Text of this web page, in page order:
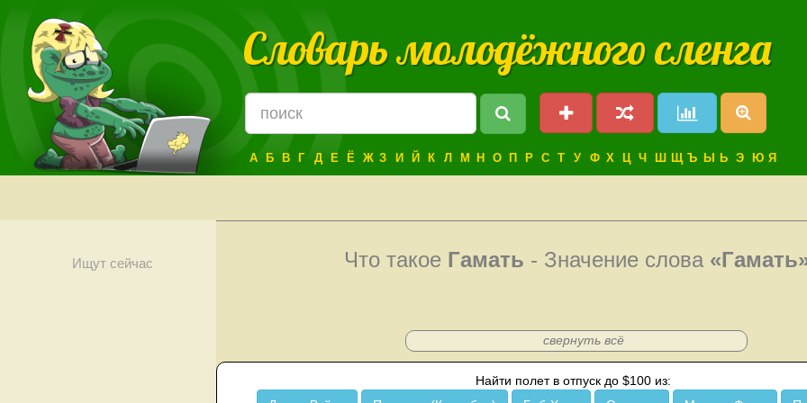
Словарь молодёжного сленга
А Б В Г Д Е Ё Ж З И Й К Л М Н О П Р С Т У Ф Х Ц Ч Ш Щ Ъ Ы Ь Э Ю Я
Ищут сейчас Что такое Гамать - Значение слова
свернуть всё
Найти полет в отпуск до $100 из: